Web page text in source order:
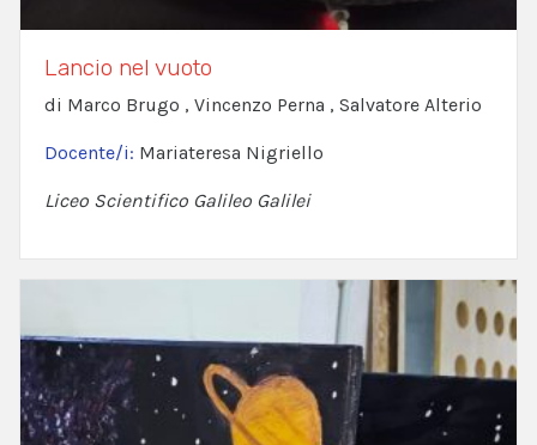
Lancio nel vuoto
di Marco Brugo , Vincenzo Perna , Salvatore Alterio
Docente/i: Mariateresa Nigriello
Liceo Scientifico Galileo Galilei